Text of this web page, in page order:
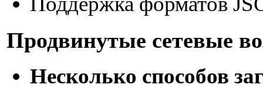
Продвинутые сетевые
Несколько способов